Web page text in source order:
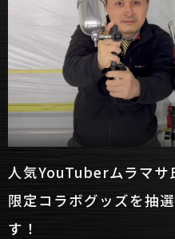
人気YouTuberムラマサ
限定コラボグッズを抽
す！